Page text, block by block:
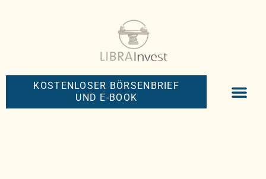
KOSTENLOSER BÖRSENBRIEF
UND E-BOOK